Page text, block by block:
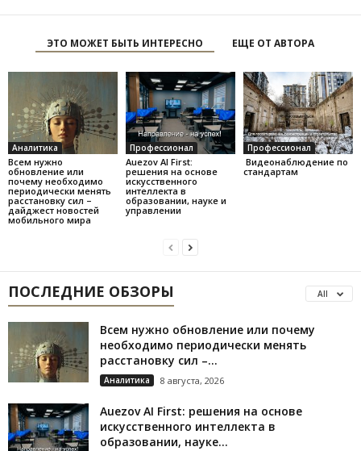
ЭТО МОЖЕТ БЫТЬ ИНТЕРЕСНО ЕЩЕ ОТ АВТОРА
Аналитика
Всем нужно
обновление или
почему необходимо
периодически менять
расстановку сил –
дайджест новостей
мобильного мира
Профессионал
Auezov AI First:
решения на основе
искусственного
интеллекта в
образовании, науке и
управлении
Профессионал
Видеонаблюдение по
стандартам
ПОСЛЕДНИЕ ОБЗОРЫ All
Всем нужно обновление или почему
необходимо периодически менять
расстановку сил –...
Аналитика 8 августа, 2026
Auezov AI First: решения на основе
искусственного интеллекта в
образовании, науке...